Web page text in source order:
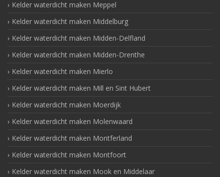
Kelder waterdicht maken Meppel
Kelder waterdicht maken Middelburg
Kelder waterdicht maken Midden-Delfland
Kelder waterdicht maken Midden-Drenthe
Kelder waterdicht maken Mierlo
Kelder waterdicht maken Mill en Sint Hubert
Kelder waterdicht maken Moerdijk
Kelder waterdicht maken Molenwaard
Kelder waterdicht maken Montferland
Kelder waterdicht maken Montfoort
Kelder waterdicht maken Mook en Middelaar